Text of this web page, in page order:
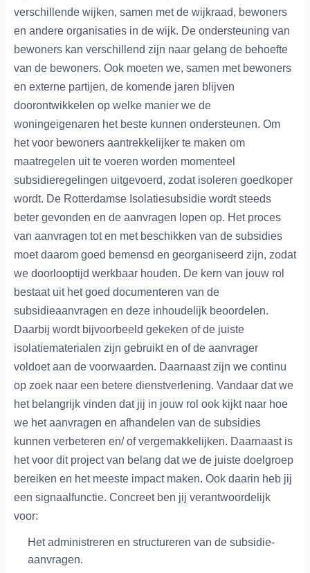
verschillende wijken, samen met de wijkraad, bewoners
en andere organisaties in de wijk. De ondersteuning van
bewoners kan verschillend zijn naar gelang de behoefte
van de bewoners. Ook moeten we, samen met bewoners
en externe partijen, de komende jaren blijven
doorontwikkelen op welke manier we de
woningeigenaren het beste kunnen ondersteunen. Om
het voor bewoners aantrekkelijker te maken om
maatregelen uit te voeren worden momenteel
subsidieregelingen uitgevoerd, zodat isoleren goedkoper
wordt. De Rotterdamse Isolatiesubsidie wordt steeds
beter gevonden en de aanvragen lopen op. Het proces
van aanvragen tot en met beschikken van de subsidies
moet daarom goed bemensd en georganiseerd zijn, zodat
we doorlooptijd werkbaar houden. De kern van jouw rol
bestaat uit het goed documenteren van de
subsidieaanvragen en deze inhoudelijk beoordelen.
Daarbij wordt bijvoorbeeld gekeken of de juiste
isolatiematerialen zijn gebruikt en of de aanvrager
voldoet aan de voorwaarden. Daarnaast zijn we continu
op zoek naar een betere dienstverlening. Vandaar dat we
het belangrijk vinden dat jij in jouw rol ook kijkt naar hoe
we het aanvragen en afhandelen van de subsidies
kunnen verbeteren en/ of vergemakkelijken. Daarnaast is
het voor dit project van belang dat we de juiste doelgroep
bereiken en het meeste impact maken. Ook daarin heb jij
een signaalfunctie. Concreet ben jij verantwoordelijk
voor:
Het administreren en structureren van de subsidie-
aanvragen.